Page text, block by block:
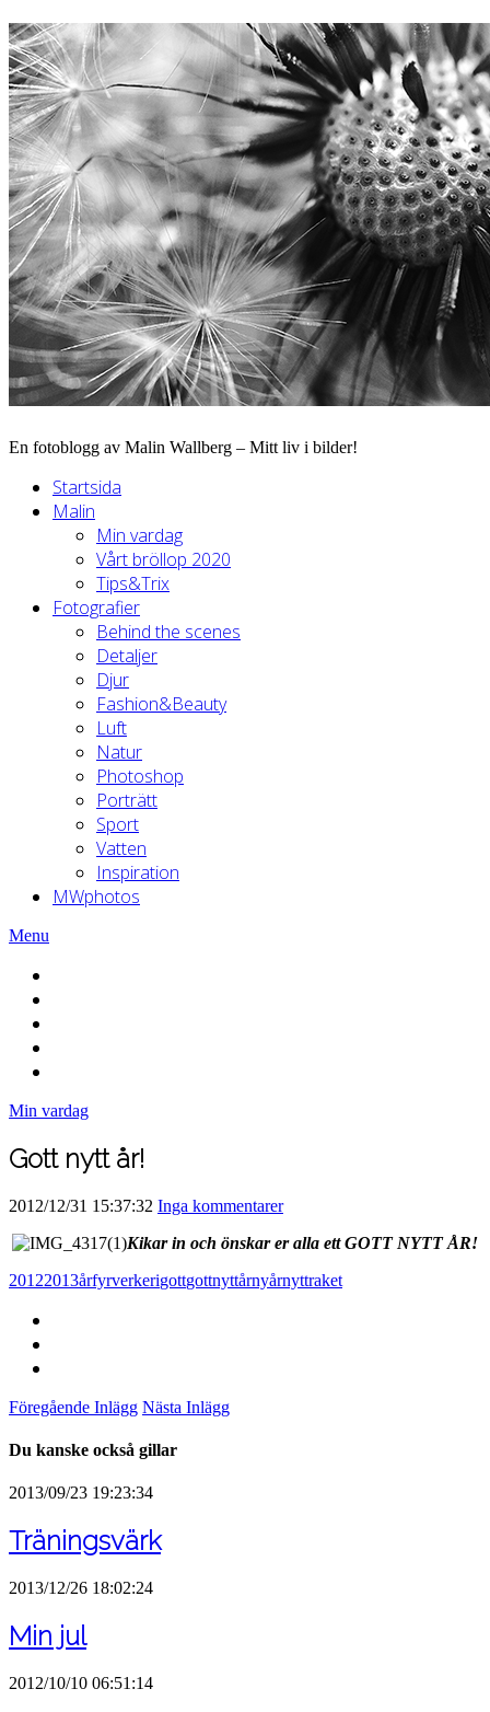
En fotoblogg av Malin Wallberg – Mitt liv i bilder!
Startsida
Malin
Min vardag
Vårt bröllop 2020
Tips&Trix
Fotografier
Behind the scenes
Detaljer
Djur
Fashion&Beauty
Luft
Natur
Photoshop
Porträtt
Sport
Vatten
Inspiration
MWphotos
Menu
Min vardag
Gott nytt år!
2012/12/31 15:37:32 Inga kommentarer
Kikar in och önskar er alla ett GOTT NYTT ÅR!
20122013årfyrverkerigottgottnyttårnyårnyttraket
Föregående Inlägg Nästa Inlägg
Du kanske också gillar
2013/09/23 19:23:34
Träningsvärk
2013/12/26 18:02:24
Min jul
2012/10/10 06:51:14